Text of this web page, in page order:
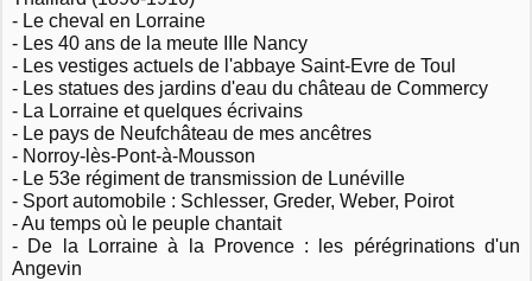
- Le cheval en Lorraine
- Les 40 ans de la meute IIIe Nancy
- Les vestiges actuels de l'abbaye Saint-Evre de Toul
- Les statues des jardins d'eau du château de Commercy
- La Lorraine et quelques écrivains
- Le pays de Neufchâteau de mes ancêtres
- Norroy-lès-Pont-à-Mousson
- Le 53e régiment de transmission de Lunéville
- Sport automobile : Schlesser, Greder, Weber, Poirot
- Au temps où le peuple chantait
- De la Lorraine à la Provence : les pérégrinations d'un
Angevin